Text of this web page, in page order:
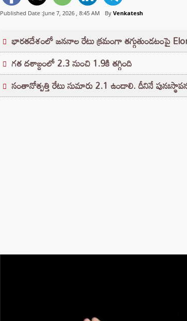
Published Date :June 7, 2026 , 8:45 AM By Venkatesh
భారతదేశంలో జననాల రేటు క్రమంగా తగ్గుతుండటంపై
గత దశాబ్దంలో 2.3 నుంచి 1.9కి తగ్గింది
సంతానోత్పత్తి రేటు సుమారు 2.1 ఉండాలి. దీనినే